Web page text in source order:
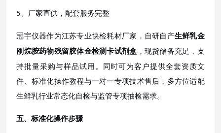
5、厂家直供，配套服务完整
冠宇仪器作为江苏专业快检耗材厂家，自研自产生鲜乳金
刚烷胺药物残留胶体金检测卡试剂盒 ，现货储备充足，支
持批量采购与样品试用。同时可为客户提供全套资质文
件、标准化操作教程与一对一专项技术售后，多方位适配
生鲜乳行业常态化自检与监管专项抽检需求。
五、标准化操作步骤